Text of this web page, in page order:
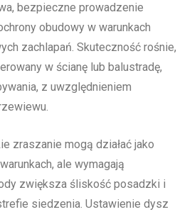
bezpieczne prowadzenie
obudowy w warunkach
zachlapań. Skuteczność rośnie,
w ścianę lub balustradę,
z uwzględnieniem
zraszanie mogą działać jako
ale wymagają
zwiększa śliskość posadzki i
siedzenia. Ustawienie dysz